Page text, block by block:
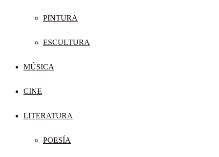
PINTURA
ESCULTURA
MÚSICA
CINE
LITERATURA
POESÍA